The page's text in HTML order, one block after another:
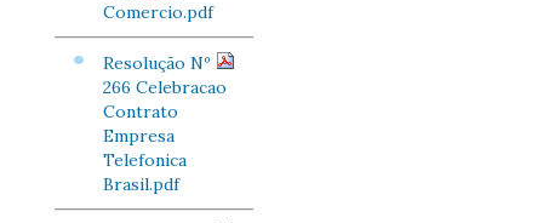
Comercio.pdf
Resolução Nº
266 Celebracao
Contrato
Empresa
Telefonica
Brasil.pdf